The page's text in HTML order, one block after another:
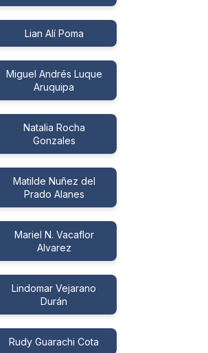
Lian Alí Poma
Miguel Andrés Luque
Aruquipa
Natalia Rocha
Gonzales
Matilde Nuñez del
Prado Alanes
Mariel N. Vacaflor
Alvarez
Lindomar Vejarano
Durán
Rudy Guarachi Cota